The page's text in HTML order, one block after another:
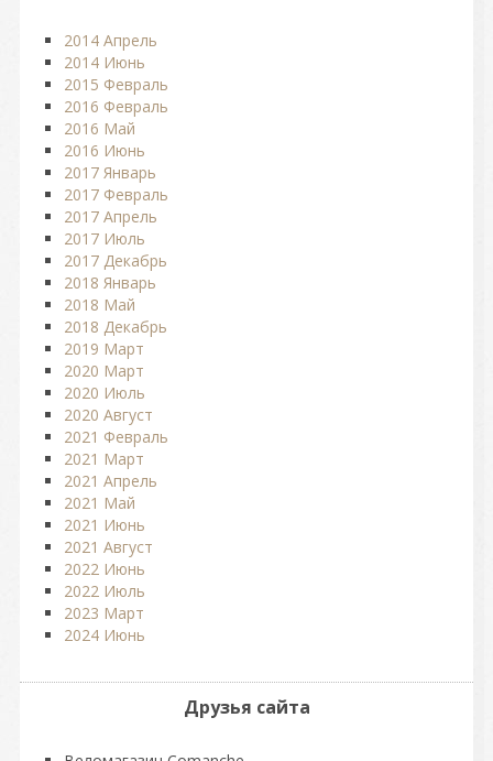
2014 Апрель
2014 Июнь
2015 Февраль
2016 Февраль
2016 Май
2016 Июнь
2017 Январь
2017 Февраль
2017 Апрель
2017 Июль
2017 Декабрь
2018 Январь
2018 Май
2018 Декабрь
2019 Март
2020 Март
2020 Июль
2020 Август
2021 Февраль
2021 Март
2021 Апрель
2021 Май
2021 Июнь
2021 Август
2022 Июнь
2022 Июль
2023 Март
2024 Июнь
Друзья сайта